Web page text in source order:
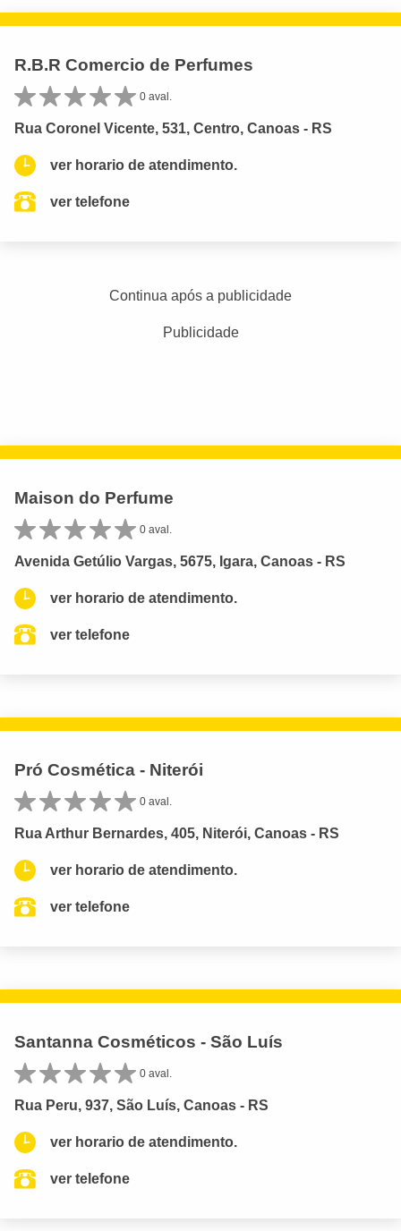
R.B.R Comercio de Perfumes
0 aval.
Rua Coronel Vicente, 531, Centro, Canoas - RS
ver horario de atendimento.
ver telefone
Continua após a publicidade
Publicidade
Maison do Perfume
0 aval.
Avenida Getúlio Vargas, 5675, Igara, Canoas - RS
ver horario de atendimento.
ver telefone
Pró Cosmética - Niterói
0 aval.
Rua Arthur Bernardes, 405, Niterói, Canoas - RS
ver horario de atendimento.
ver telefone
Santanna Cosméticos - São Luís
0 aval.
Rua Peru, 937, São Luís, Canoas - RS
ver horario de atendimento.
ver telefone